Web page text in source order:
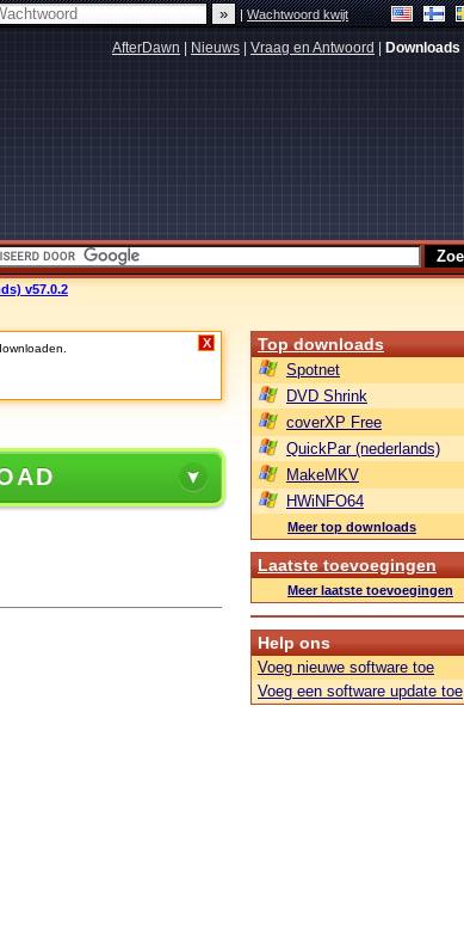
|Wachtwoord kwijt
AfterDawn Nieuws Vraag en Antwoord Downloads
v57.0.2
X Top downloads
Spotnet
DVD Shrink
coverXP Free
QuickPar (nederlands)
MakeMKV
HWiNFO64
Meer top downloads
Laatste toevoegingen
Meer laatste toevoegingen
Help ons
Voeg nieuwe software toe
Voeg een software update toe